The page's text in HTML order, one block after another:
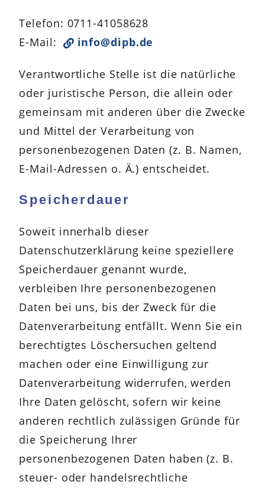
Telefon: 0711-41058628
E-Mail:
info@dipb.de
Verantwortliche Stelle ist die natürliche
oder juristische Person, die allein oder
gemeinsam mit anderen über die Zwecke
und Mittel der Verarbeitung von
personenbezogenen Daten (z. B. Namen,
E-Mail-Adressen o. Ä.) entscheidet.
Speicherdauer
Soweit innerhalb dieser
Datenschutzerklärung keine speziellere
Speicherdauer genannt wurde,
verbleiben Ihre personenbezogenen
Daten bei uns, bis der Zweck für die
Datenverarbeitung entfällt. Wenn Sie ein
berechtigtes Löschersuchen geltend
machen oder eine Einwilligung zur
Datenverarbeitung widerrufen, werden
Ihre Daten gelöscht, sofern wir keine
anderen rechtlich zulässigen Gründe für
die Speicherung Ihrer
personenbezogenen Daten haben (z. B.
steuer- oder handelsrechtliche